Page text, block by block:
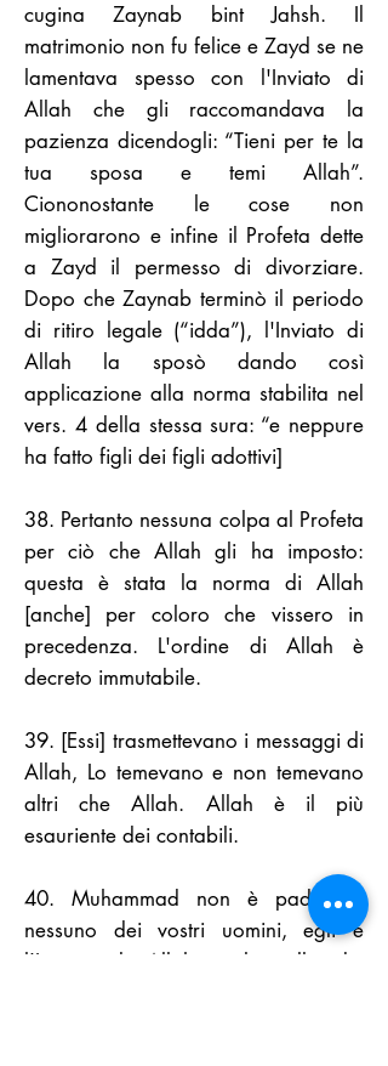
cugina Zaynab bint Jahsh. Il
matrimonio non fu felice e Zayd se ne
lamentava spesso con l'Inviato di
Allah che gli raccomandava la
pazienza dicendogli: “Tieni per te la
tua sposa e temi Allah”.
Ciononostante le cose non
migliorarono e infine il Profeta dette
a Zayd il permesso di divorziare.
Dopo che Zaynab terminò il periodo
di ritiro legale (“idda”), l'Inviato di
Allah la sposò dando così
applicazione alla norma stabilita nel
vers. 4 della stessa sura: “e neppure
ha fatto figli dei figli adottivi]
38. Pertanto nessuna colpa al Profeta
per ciò che Allah gli ha imposto:
questa è stata la norma di Allah
[anche] per coloro che vissero in
precedenza. L'ordine di Allah è
decreto immutabile.
39. [Essi] trasmettevano i messaggi di
Allah, Lo temevano e non temevano
altri che Allah. Allah è il più
esauriente dei contabili.
40. Muhammad non è padre di
nessuno dei vostri uomini, egli è
l'Inviato di Allah e il sigillo dei